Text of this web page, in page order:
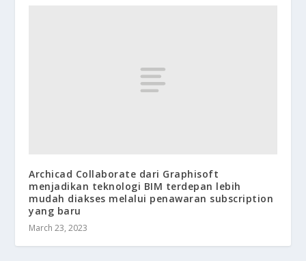
Archicad Collaborate dari Graphisoft
menjadikan teknologi BIM terdepan lebih
mudah diakses melalui penawaran subscription
yang baru
March 23, 2023